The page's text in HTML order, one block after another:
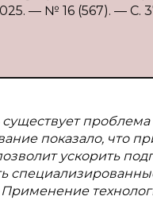
— № 16 (567). — С.
показало, что
ускорить